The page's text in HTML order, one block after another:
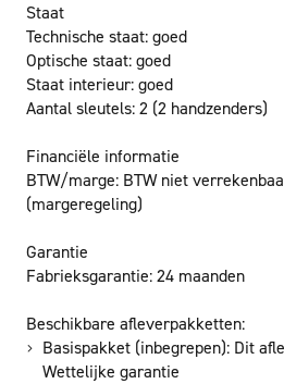
Staat
Technische staat:goed
Optische staat:goed
Staat interieur:goed
Aantal sleutels:2 (2 handzenders)
Financiële informatie
BTW/marge: BTW niet
(margeregeling)
Garantie
Fabrieksgarantie:24 maanden
Beschikbare afleverpakketten:
Basispakket (inbegrepen): Dit
Wettelijke garantie